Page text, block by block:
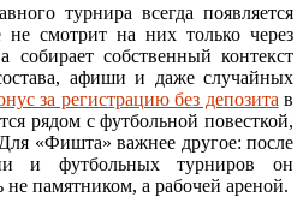
турнира всегда появляется
не смотрит на них только через
собирает собственный контекст
афиши и даже случайных
за регистрацию без депозита в
рядом с футбольной повесткой,
«Фишта» важнее другое: после
и футбольных турниров он
памятником, а рабочей ареной.